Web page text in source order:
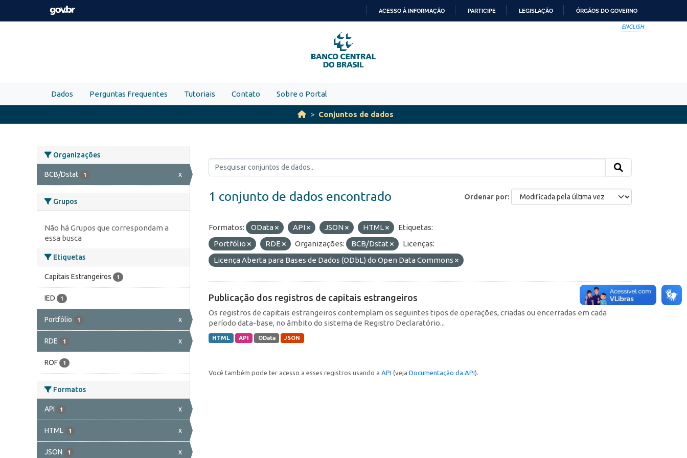
Skip to main content
PARA
O
CONTEÚDO
ACESSO À INFORMAÇÃO PARTICIPE LEGISLAÇÃO ÓRGÃOS DO GOVERNO
ENGLISH
Dados Perguntas Frequentes Tutoriais Contato Sobre o Portal
Conjuntos de dados
Organizações
BCB/Dstat 1 x
Grupos
Não há Grupos que correspondam a
essa busca
Etiquetas
Capitais Estrangeiros 1
IED 1
Portfólio 1 x
RDE 1 x
ROF 1
Formatos
API 1 x
HTML 1 x
JSON 1 x
Ordenar por
1 conjunto de dados encontrado
Formatos: OData API JSON HTML
Etiquetas:
Portfólio
RDE Organizações: BCB/Dstat
Licenças:
Licença Aberta para Bases de Dados (ODbL) do Open Data Commons
Publicação dos registros de capitais estrangeiros
Os registros de capitais estrangeiros contemplam os seguintes tipos de operações, criadas ou encerradas em cada
período data-base, no âmbito do sistema de Registro Declaratório...
HTML API OData JSON
Você também pode ter acesso a esses registros usando a API (veja Documentação da API).